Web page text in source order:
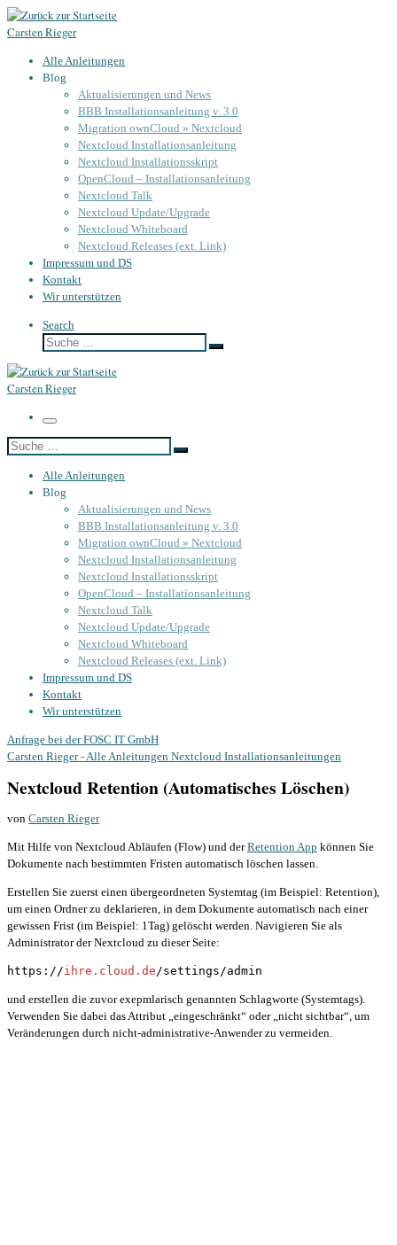
Zum
Inhalt
Carsten Rieger
Alle Anleitungen
Blog
Aktualisierungen und News
BBB Installationsanleitung v. 3.0
Migration ownCloud » Nextcloud
Nextcloud Installationsanleitung
Nextcloud Installationsskript
OpenCloud – Installationsanleitung
Nextcloud Talk
Nextcloud Update/Upgrade
Nextcloud Whiteboard
Nextcloud Releases (ext. Link)
Impressum und DS
Kontakt
Wir unterstützen
Search
Suche
Suche
Carsten Rieger
Menü
Suche
Suche
Alle Anleitungen
Blog
Aktualisierungen und News
BBB Installationsanleitung v. 3.0
Migration ownCloud » Nextcloud
Nextcloud Installationsanleitung
Nextcloud Installationsskript
OpenCloud – Installationsanleitung
Nextcloud Talk
Nextcloud Update/Upgrade
Nextcloud Whiteboard
Nextcloud Releases (ext. Link)
Impressum und DS
Kontakt
Wir unterstützen
Anfrage bei der FOSC IT GmbH
Carsten Rieger - Alle Anleitungen Nextcloud Installationsanleitungen
Nextcloud Retention (Automatisches Löschen)
von Carsten Rieger
Mit Hilfe von Nextcloud Abläufen (Flow) und derRetention App können Sie
Dokumente nach bestimmten Fristen automatisch löschen lassen.
Erstellen Sie zuerst einen übergeordneten Systemtag (im Beispiel: Retention),
um einen Ordner zu deklarieren, in dem Dokumente automatisch nach einer
gewissen Frist (im Beispiel: 1Tag) gelöscht werden. Navigieren Sie als
Administrator der Nextcloud zu dieser Seite:
https://ihre.cloud.de /settings/admin
und erstellen die zuvor exepmlarisch genannten Schlagworte (Systemtags).
Verwenden Sie dabei das Attribut „eingeschränkt“ oder „nicht sichtbar“, um
Veränderungen durch nicht-administrative-Anwender zu vermeiden.